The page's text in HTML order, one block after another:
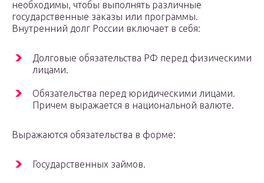
необходимы, чтобы выполнять различные
государственные заказы или программы.
Внутренний долг России включает в себя:
Долговые обязательства РФ перед физическими
лицами.
Обязательства перед юридическими лицами.
Причем выражается в национальной валюте.
Выражаются обязательства в форме:
Государственных займов.